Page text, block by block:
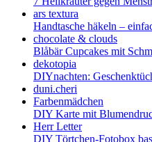
ars textura
Handtasche häkeln –
chocolate & clouds
Blåbär Cupcakes mit
dekotopia
DIYnachten:
duni.cheri
Farbenmädchen
DIY Karte mit
Herr Letter
DIY Törtchen-Fotobox